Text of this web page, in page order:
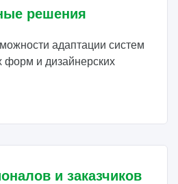
решения
адаптации систем
форм и дизайнерских
и заказчиков